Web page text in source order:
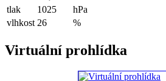
tlak
1025
hPa
vlhkost 26 %
Virtuální prohlídka